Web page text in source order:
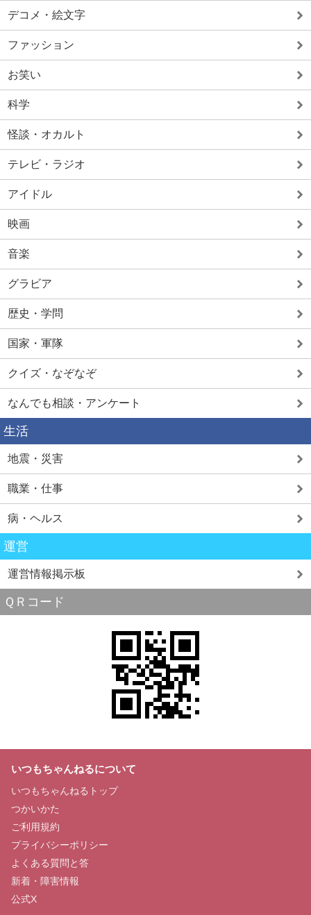
デコメ・絵文字
ファッション
お笑い
科学
怪談・オカルト
テレビ・ラジオ
アイドル
映画
音楽
グラビア
歴史・学問
国家・軍隊
クイズ・なぞなぞ
なんでも相談・アンケート
生活
地震・災害
職業・仕事
病・ヘルス
運営
運営情報掲示板
ＱＲコード
いつもちゃんねるについて
いつもちゃんねるトップ
つかいかた
ご利用規約
プライバシーポリシー
よくある質問と答
新着・障害情報
公式X